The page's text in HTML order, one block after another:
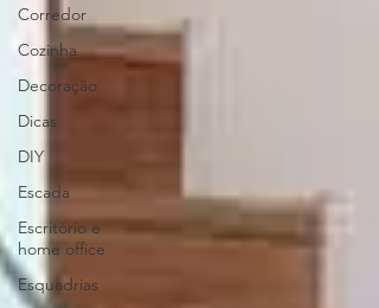
Corredor
Cozinha
Decoração
Dicas
DIY
Escada
Escritório e
home office
Esquadrias